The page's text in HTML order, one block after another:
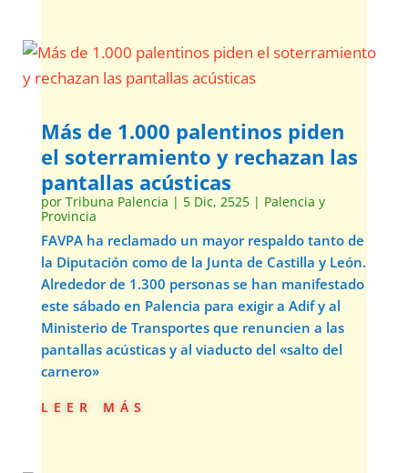
Más de 1.000 palentinos piden
el soterramiento y rechazan las
pantallas acústicas
por Tribuna Palencia | 5 Dic, 2525| Palencia y
Provincia
FAVPA ha reclamado un mayor respaldo tanto de
la Diputación como de la Junta de Castilla y León.
Alrededor de 1.300 personas se han manifestado
este sábado en Palencia para exigir a Adif y al
Ministerio de Transportes que renuncien a las
pantallas acústicas y al viaducto del «salto del
carnero»
leer más